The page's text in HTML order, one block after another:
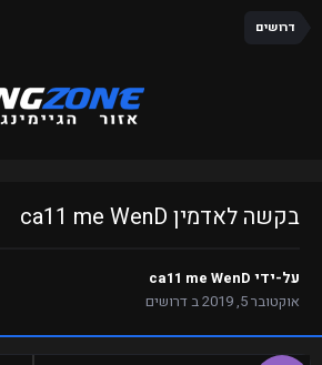
דרושים
בקשה לאדמין ca11 me WenD
על-ידי ca11 me WenD
אוקטובר 5, 2019
בדרושים